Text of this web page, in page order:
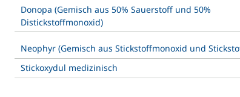
Donopa (Gemisch aus 50% Sauerstoff und 50%
Distickstoffmonoxid)
Neophyr (Gemisch aus Stickstoffmonoxid und
Stickoxydul medizinisch